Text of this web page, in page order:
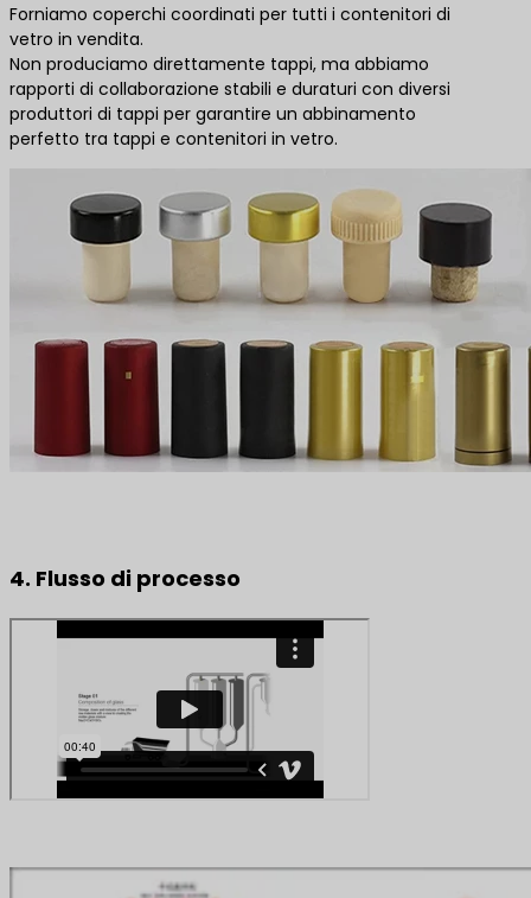
Forniamo coperchi coordinati per tutti i contenitori di
vetro in vendita.
Non produciamo direttamente tappi, ma abbiamo
rapporti di collaborazione stabili e duraturi con diversi
produttori di tappi per garantire un abbinamento
perfetto tra tappi e contenitori in vetro.
4. Flusso di processo